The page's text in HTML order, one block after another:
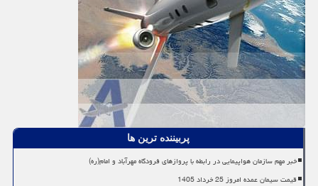
پربیننده ترین ها
خبر مهم سازمان هواپیمایی در رابطه با پروازهای فرودگاه مهرآباد و امام(ره)
قیمت سیمان عمده امروز 25 خرداد 1405